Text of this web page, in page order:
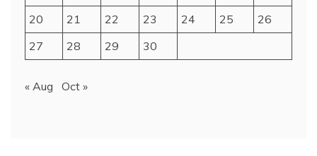
20
21 22 23 24 25
26
27
28 29 30
« Aug Oct »